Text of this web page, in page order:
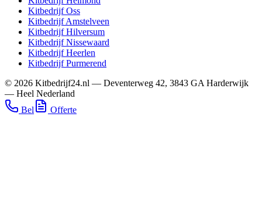
KitbedrijfOss
KitbedrijfAmstelveen
KitbedrijfHilversum
KitbedrijfNissewaard
KitbedrijfHeerlen
KitbedrijfPurmerend
© 2026 Kitbedrijf24.nl — Deventerweg 42, 3843 GA Harderwijk
— Heel Nederland
Bel
Offerte